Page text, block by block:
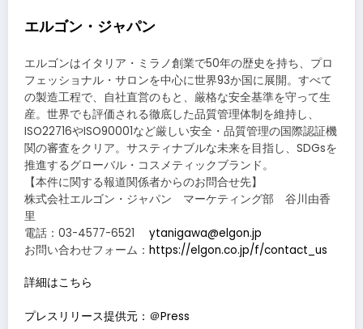
エルゴン・ジャパン
エルゴンはイタリア・ミラノ創業で50年の歴史を持ち、プロ
フェッショナル・サロンを中心に世界93か国に展開。すべて
の製造工程で、自社直営のもと、厳格な安全基準を守って生
産。世界でも評価される徹底した品質管理体制を維持し、
ISO22716やISO90001など厳しい安全・品質管理の国際認証機
関の審査をクリア。サスティナブルな未来を目指し、SDGsを
推進するグローバル・コスメティックブランド。
【本件に関する報道関係者からのお問合せ先】
株式会社エルゴン・ジャパン マーケティング部 谷川由香
里
電話：03-4577-6521 ytanigawa@elgon.jp
お問い合わせフォーム： https://elgon.co.jp/f/contact_us
詳細はこちら
プレスリリース提供元：＠Press